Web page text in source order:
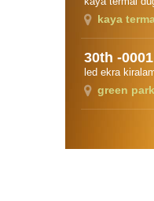
kaya
30th -
led ekra
green